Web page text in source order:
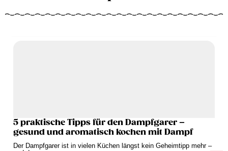
5 praktische Tipps für den Dampfgarer –
gesund und aromatisch kochen mit Dampf
Der Dampfgarer ist in vielen Küchen längst kein Geheimtipp mehr –